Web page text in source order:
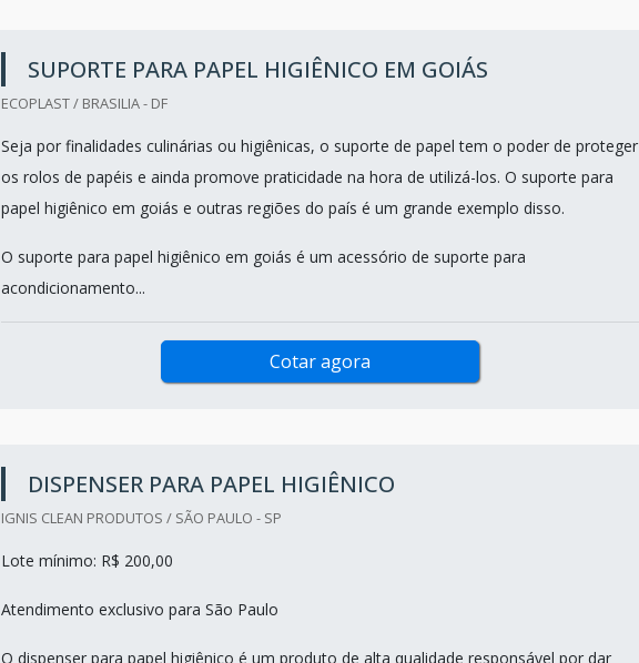
SUPORTE PARA PAPEL HIGIÊNICO EM GOIÁS
ECOPLAST / BRASILIA - DF
Seja por finalidades culinárias ou higiênicas, o suporte de papel tem o poder de proteger
os rolos de papéis e ainda promove praticidade na hora de utilizá-los. O suporte para
papel higiênico em goiás e outras regiões do país é um grande exemplo disso.
O suporte para papel higiênico em goiás é um acessório de suporte para
acondicionamento...
Cotar agora
DISPENSER PARA PAPEL HIGIÊNICO
IGNIS CLEAN PRODUTOS / SÃO PAULO - SP
Lote mínimo: R$ 200,00
Atendimento exclusivo para São Paulo
O dispenser para papel higiênico é um produto de alta qualidade responsável por dar